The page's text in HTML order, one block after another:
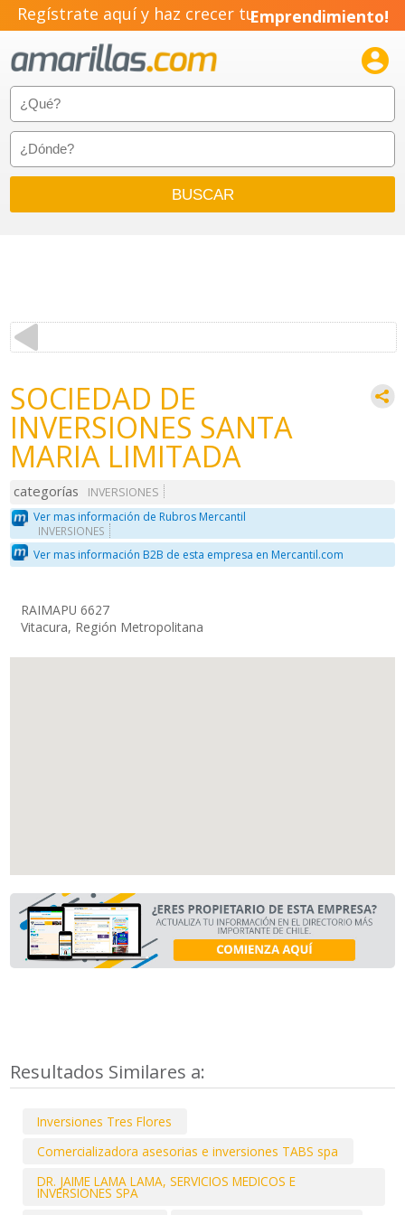
Regístrate aquí y haz crecer tuEmprendimiento!

SOCIEDAD DE
INVERSIONES SANTA
MARIA LIMITADA
categorías
INVERSIONES
Ver mas información de Rubros Mercantil
INVERSIONES
Ver mas información B2B de esta empresa en Mercantil.com
RAIMAPU 6627
Vitacura, Región Metropolitana
Resultados Similares a:
Inversiones Tres Flores
Comercializadora asesorias e inversiones TABS spa
DR. JAIME LAMA LAMA, SERVICIOS MEDICOS E
INVERSIONES SPA